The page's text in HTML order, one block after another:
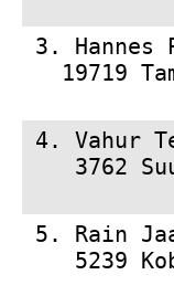
3.
19719
4. Vahur
3762
5. Rain
5239